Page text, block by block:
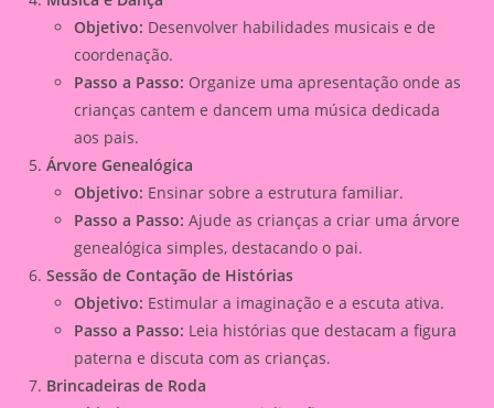
Objetivo: Desenvolver habilidades musicais e de
coordenação.
Passo a Passo: Organize uma apresentação onde as
crianças cantem e dancem uma música dedicada
aos pais.
Árvore Genealógica
Objetivo: Ensinar sobre a estrutura familiar.
Passo a Passo: Ajude as crianças a criar uma árvore
genealógica simples, destacando o pai.
Sessão de Contação de Histórias
Objetivo: Estimular a imaginação e a escuta ativa.
Passo a Passo: Leia histórias que destacam a figura
paterna e discuta com as crianças.
Brincadeiras de Roda